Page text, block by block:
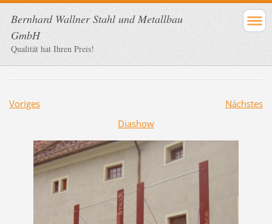
Bernhard Wallner Stahl und Metallbau
GmbH
Qualität hat Ihren Preis!
Voriges
Nächstes
Diashow